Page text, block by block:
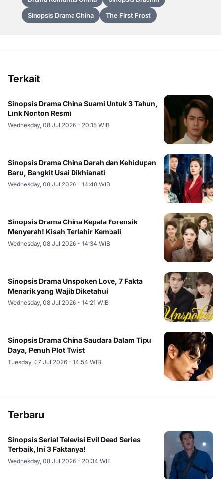
Sinopsis Drama China
The First Frost
Terkait
Sinopsis Drama China Suami Untuk 3 Tahun,
Link Nonton Resmi
Wednesday, 08 Jul 2026 - 20:15 WIB
Sinopsis Drama China Darah dan Kehidupan
Baru, Bangkit Usai Dikhianati
Wednesday, 08 Jul 2026 - 14:48 WIB
Sinopsis Drama China Kepala Forensik
Menyerah! Kisah Terlahir Kembali
Wednesday, 08 Jul 2026 - 14:34 WIB
Sinopsis Drama Unspoken Love, 7 Fakta
Menarik yang Wajib Diketahui
Wednesday, 08 Jul 2026 - 14:21 WIB
Sinopsis Drama China Saudara Dalam Tipu
Daya, Penuh Plot Twist
Tuesday, 07 Jul 2026 - 14:54 WIB
Terbaru
Sinopsis Serial Televisi Evil Dead Series
Terbaik, Ini 3 Faktanya!
Wednesday, 08 Jul 2026 - 20:34 WIB